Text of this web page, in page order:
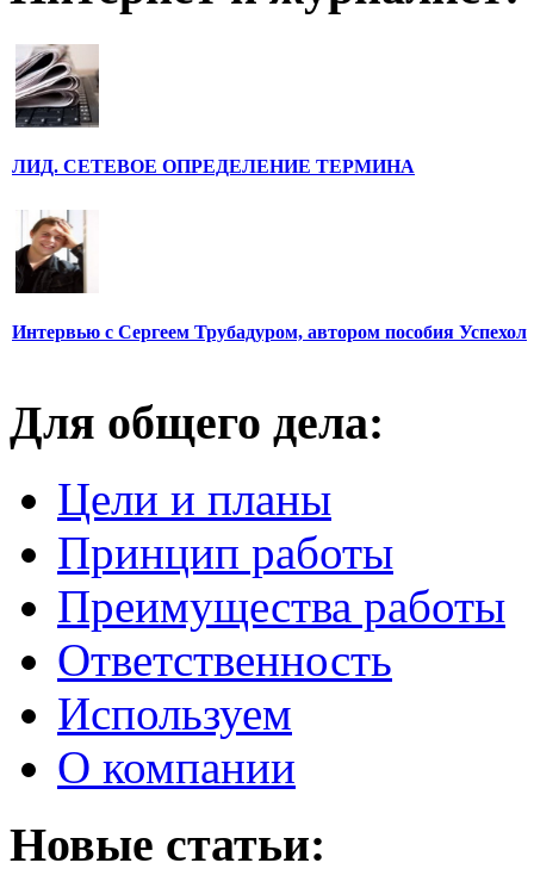
ЛИД. СЕТЕВОЕ ОПРЕДЕЛЕНИЕ ТЕРМИНА
Интервью с Сергеем Трубадуром, автором пособия Успехол
Для общего дела:
Цели и планы
Принцип работы
Преимущества работы
Ответственность
Используем
О компании
Новые статьи: